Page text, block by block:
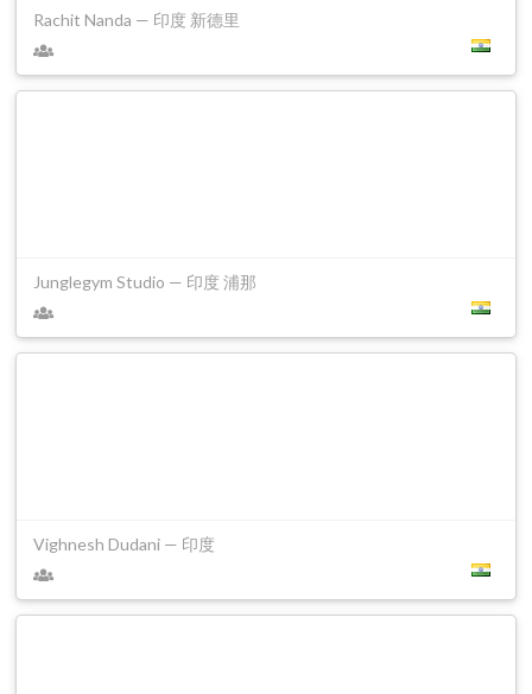
Rachit Nanda — 印度 新德里
Junglegym Studio — 印度 浦那
Vighnesh Dudani — 印度